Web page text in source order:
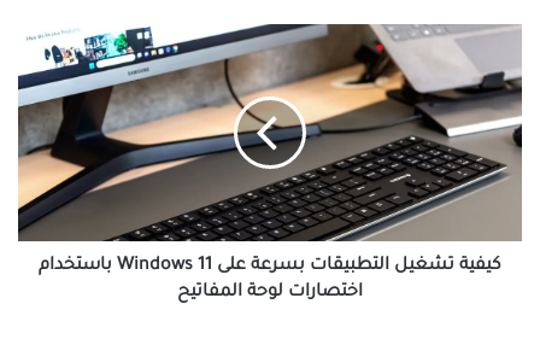
كيفية
التطبيقات
بسرعة
على
Windows
اختصارات
لوحة
كيفية تشغيل التطبيقات بسرعة على Windows 11 باستخدام
اختصارات لوحة المفاتيح